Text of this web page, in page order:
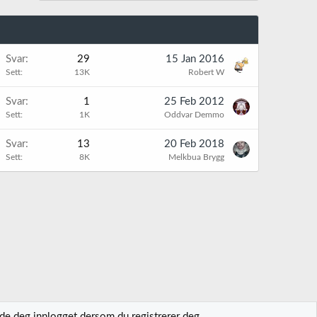
Svar 29
Sett 13K
15 Jan 2016
Robert W
Svar 1
Sett 1K
25 Feb 2012
Oddvar Demmo
Svar 13
Sett 8K
20 Feb 2018
Melkbua Brygg